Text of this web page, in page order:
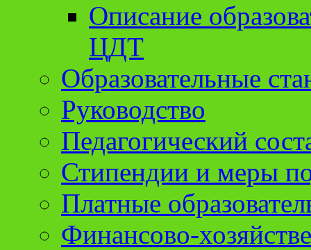
Описание
ЦДТ
Образовательные
Руководство
Педагогический
Стипендии и меры
Платные
Финансово-